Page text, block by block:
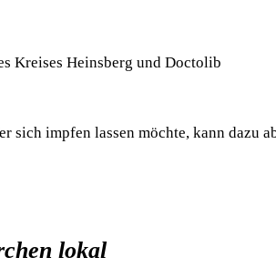
Kreises Heinsberg und Doctolib
sich impfen lassen möchte, kann dazu
lokal